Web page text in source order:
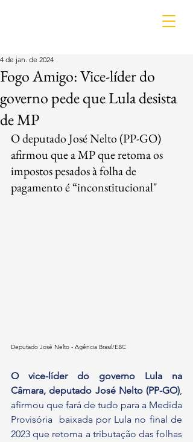
Fogo Amigo: Vice-líder do
governo pede que Lula desista
de MP
4 de jan. de 2024
O deputado José Nelto (PP-GO)
afirmou que a MP que retoma os
impostos pesados à folha de
pagamento é “inconstitucional"
Deputado José Nelto - Agência Brasil/EBC
O vice-líder do governo Lula na
Câmara, deputado José Nelto (PP-GO),
afirmou que fará de tudo para a Medida
Provisória  baixada por Lula no final de
2023 que retoma a tributação das folhas